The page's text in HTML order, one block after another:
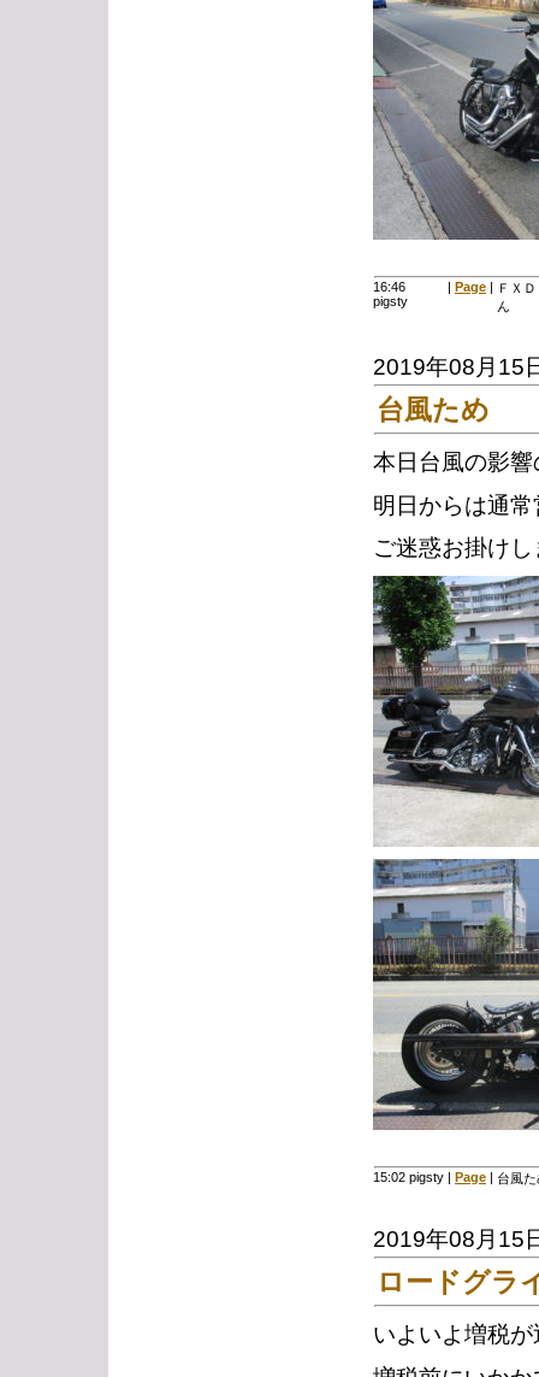
16:46
pigsty
| Page| ＦＸ
ん
2019年08月15
台風ため
本日台風の影
明日からは通
ご迷惑お掛け
15:02 pigsty | Page | 台風
2019年08月15
ロードグラ
いよいよ増税